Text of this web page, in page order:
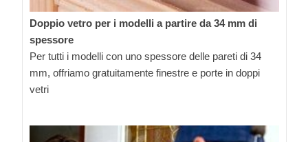
Doppio vetro per i modelli a partire da 34 mm di
spessore
Per tutti i modelli con uno spessore delle pareti di 34
mm, offriamo gratuitamente finestre e porte in doppi
vetri